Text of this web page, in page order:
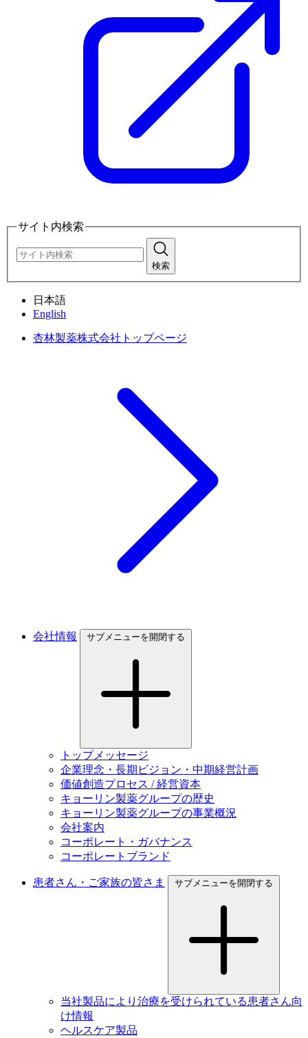
サイト内検索
検索
日本語
English
杏林製薬株式会社トップページ
会社情報 サブメニューを開閉する
トップメッセージ
企業理念・長期ビジョン・中期経営計画
価値創造プロセス / 経営資本
キョーリン製薬グループの歴史
キョーリン製薬グループの事業概況
会社案内
コーポレート・ガバナンス
コーポレートブランド
患者さん・ご家族の皆さま サブメニューを開閉する
当社製品により治療を受けられている患者さん向
け情報
ヘルスケア製品